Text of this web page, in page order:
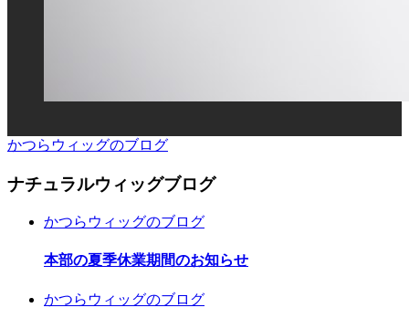
かつらウィッグのブログ
ナチュラルウィッグブログ
かつらウィッグのブログ
本部の夏季休業期間のお知らせ
かつらウィッグのブログ